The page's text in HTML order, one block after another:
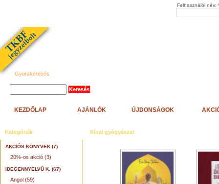
Felhasználói név:
Gyorskeresés
KEZDŐLAP AJÁNLÓK ÚJDONSÁGOK
Kategóriák
AKCIÓS KÖNYVEK (7)
20%-os akció (3)
IDEGENNYELVŰ K. (67)
Angol (59)
Kínai gyógyászat